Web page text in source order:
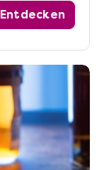
Entdecken